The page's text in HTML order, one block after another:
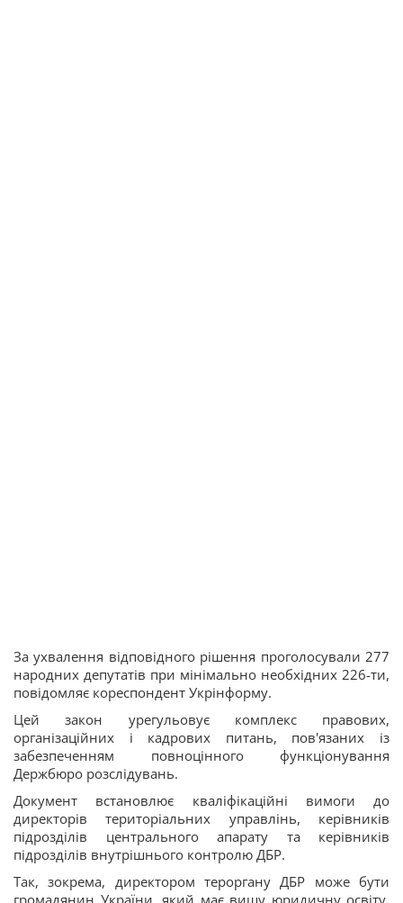
За ухвалення відповідного рішення проголосували 277
народних депутатів при мінімально необхідних 226-ти,
повідомляє кореспондент Укрінформу.
Цей закон урегульовує комплекс правових,
організаційних і кадрових питань, пов'язаних із
забезпеченням повноцінного функціонування
Держбюро розслідувань.
Документ встановлює кваліфікаційні вимоги до
директорів територіальних управлінь, керівників
підрозділів центрального апарату та керівників
підрозділів внутрішнього контролю ДБР.
Так, зокрема, директором тероргану ДБР може бути
громадянин України, який має вищу юридичну освіту,